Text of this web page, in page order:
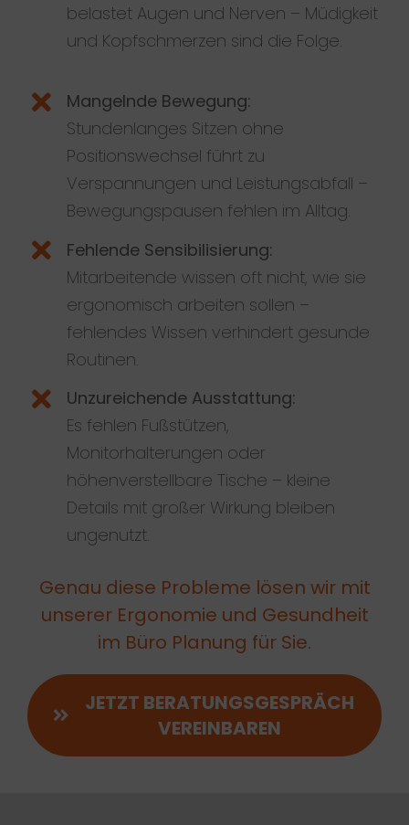
belastet Augen und Nerven – Müdigkeit
und Kopfschmerzen sind die Folge.
Mangelnde Bewegung:
Stundenlanges Sitzen ohne
Positionswechsel führt zu
Verspannungen und Leistungsabfall –
Bewegungspausen fehlen im Alltag.
Fehlende Sensibilisierung:
Mitarbeitende wissen oft nicht, wie sie
ergonomisch arbeiten sollen –
fehlendes Wissen verhindert gesunde
Routinen.
Unzureichende Ausstattung:
Es fehlen Fußstützen,
Monitorhalterungen oder
höhenverstellbare Tische – kleine
Details mit großer Wirkung bleiben
ungenutzt.
Genau diese Probleme lösen wir mit
unserer Ergonomie und Gesundheit
im Büro Planung für Sie.
JETZT BERATUNGSGESPRÄCH
VEREINBAREN